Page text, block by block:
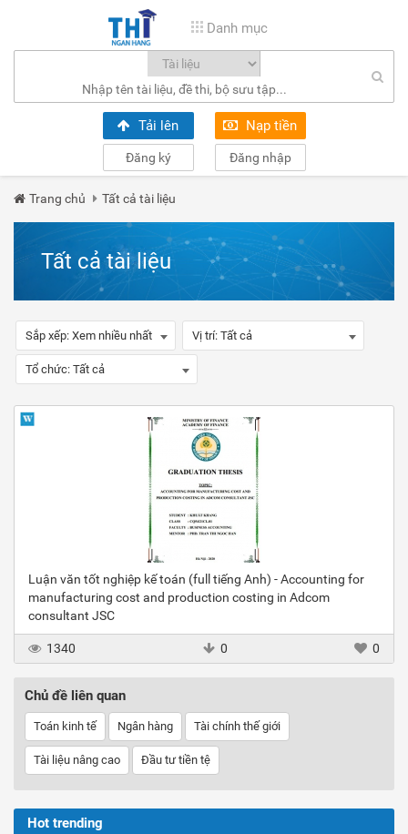
Danh mục
Tải lên Nạp tiền
Đăng ký Đăng nhập
Trang chủ Tất cả tài liệu
Tất cả tài liệu
Sắp xếp: Xem nhiều nhất Vị trí: Tất cả
Tổ chức: Tất cả
Luận văn tốt nghiệp kế toán (full tiếng Anh) - Accounting for
manufacturing cost and production costing in Adcom
consultant JSC
1340 0 0
Chủ đề liên quan
Toán kinh tế Ngân hàng Tài chính thế giới
Tài liệu nâng cao Đầu tư tiền tệ
Hot trending